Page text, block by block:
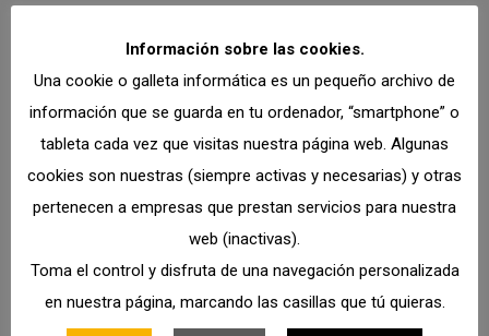
YALE – Carretillas Elevadoras Y Transpaletas
MERLO – Manipuladores Telescópicos
Maquinaria Nueva Y De Ocasión En Stock
Alquiler En Stock
Otra Maquinaria Especializada
Información sobre las cookies.
Una cookie o galleta informática es un pequeño archivo de
información que se guarda en tu ordenador, “smartphone” o
tableta cada vez que visitas nuestra página web. Algunas
cookies son nuestras (siempre activas y necesarias) y otras
pertenecen a empresas que prestan servicios para nuestra
web (inactivas).
Toma el control y disfruta de una navegación personalizada
en nuestra página, marcando las casillas que tú quieras.